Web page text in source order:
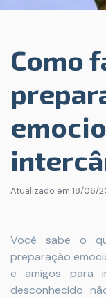
Como
Atualizado em 18/06/
Você sabe o
preparação
e amigos para
desconhecido